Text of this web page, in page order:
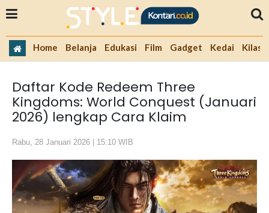
Home Belanja Edukasi Film Gadget Kedai Kilas
Daftar Kode Redeem Three
Kingdoms: World Conquest (Januari
2026) lengkap Cara Klaim
Rabu, 28 Januari 2026 | 15:10 WIB